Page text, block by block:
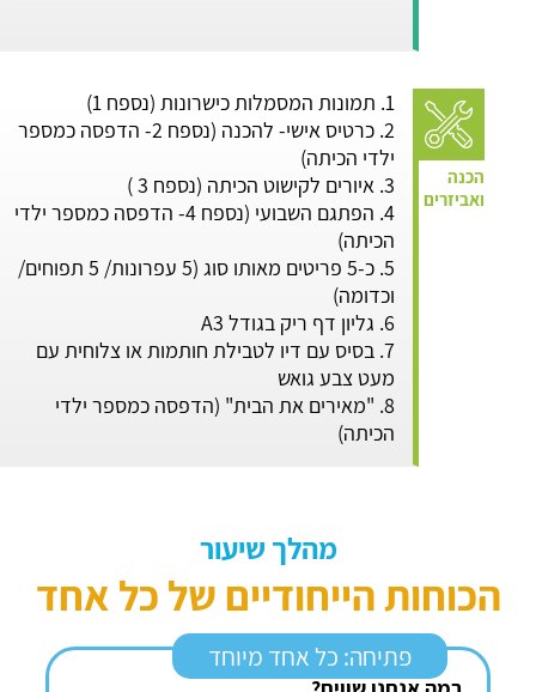
1. תמונות המסמלות כישרונות (נספח 1)
2. כרטיס אישי- להכנה (נספח 2- הדפסה כמספר
ילדי הכיתה)
3. איורים לקישוט הכיתה (נספח 3 )
4. הפתגם השבועי (נספח 4- הדפסה כמספר ילדי
הכיתה)
5. כ-5 פריטים מאותו סוג (5 עפרונות/ 5 תפוחים/
וכדומה)
6. גליון דף ריק בגודל A3
7. בסיס עם דיו לטבילת חותמות או צלוחית עם
מעט צבע גואש
8. "מאירים את הבית" (הדפסה כמספר ילדי
הכיתה)
מהלך שיעור
הכוחות הייחודיים של כל אחד
פתיחה: כל אחד מיוחד